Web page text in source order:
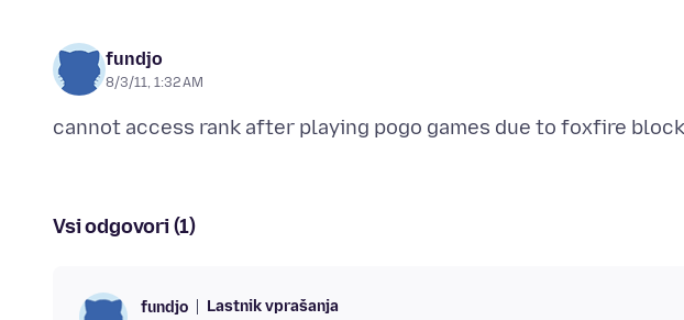
fundjo
8/3/11, 1:32 AM
Vsi odgovori (1)
fundjo Lastnik vprašanja